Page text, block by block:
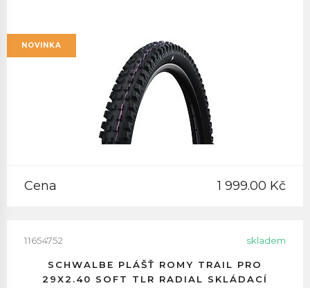
NOVINKA
Cena 1 999.00 Kč
11654752 skladem
SCHWALBE PLÁŠŤ ROMY TRAIL PRO
29X2.40 SOFT TLR RADIAL SKLÁDACÍ